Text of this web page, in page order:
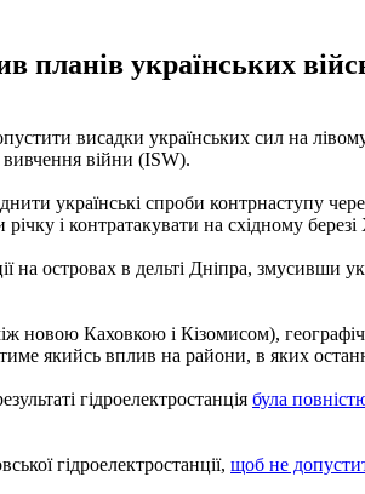
планів українських
висадки українських сил на
війни (ISW).
українські спроби контрнаступу
і контратакувати на східному
островах в дельті Дніпра, змусивши
новою Каховкою і Кізомисом),
якийсь вплив на райони, в яких
гідроелектростанція була
гідроелектростанції, щоб не